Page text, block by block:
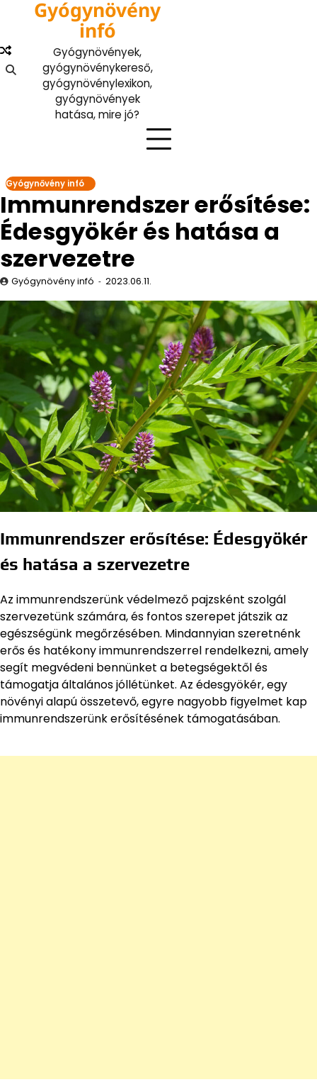
content
Gyógynövény
infó
Gyógynövények,
gyógynövénykereső,
gyógynövénylexikon,
gyógynövények
hatása, mire jó?
Gyógynővény infó
Immunrendszer erősítése:
Édesgyökér és hatása a
szervezetre
Gyógynövény infó 2023.06.11.
Immunrendszer erősítése: Édesgyökér
és hatása a szervezetre
Az immunrendszerünk védelmező pajzsként szolgál
szervezetünk számára, és fontos szerepet játszik az
egészségünk megőrzésében. Mindannyian szeretnénk
erős és hatékony immunrendszerrel rendelkezni, amely
segít megvédeni bennünket a betegségektől és
támogatja általános jóllétünket. Az édesgyökér, egy
növényi alapú összetevő, egyre nagyobb figyelmet kap
immunrendszerünk erősítésének támogatásában.